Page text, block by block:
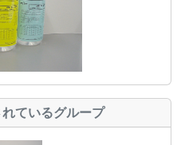
ているグループ